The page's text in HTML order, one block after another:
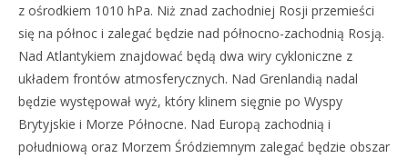
z ośrodkiem 1010 hPa. Niż znad zachodniej Rosji przemieści
się na północ i zalegać będzie nad północno-zachodnią Rosją.
Nad Atlantykiem znajdować będą dwa wiry cykloniczne z
układem frontów atmosferycznych. Nad Grenlandią nadal
będzie występował wyż, który klinem sięgnie po Wyspy
Brytyjskie i Morze Północne. Nad Europą zachodnią i
południową oraz Morzem Śródziemnym zalegać będzie obszar